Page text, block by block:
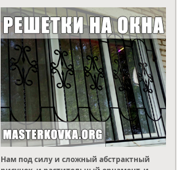
Нам под силу и сложный абстрактный